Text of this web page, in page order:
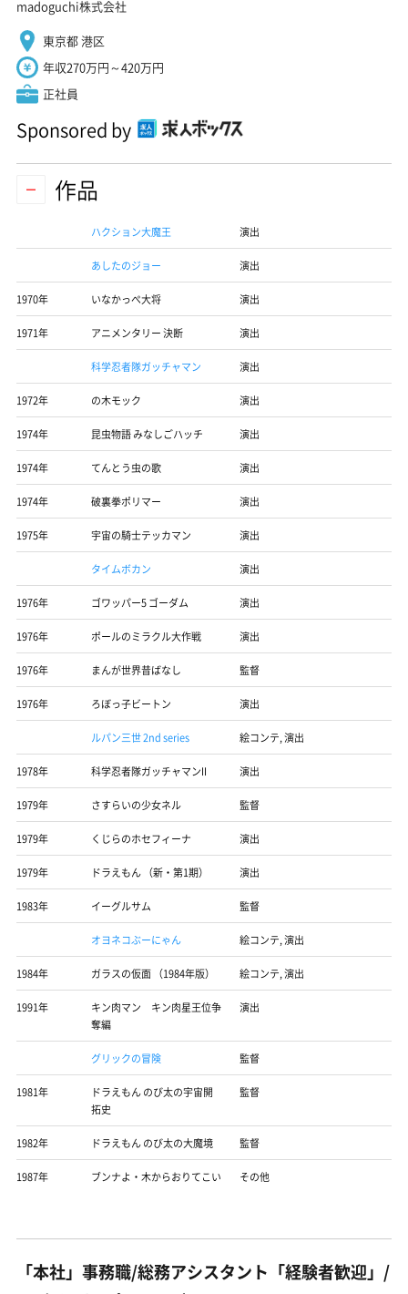
madoguchi株式会社
東京都 港区
年収270万円～420万円
正社員
Sponsored by
作品
ハクション大魔王 演出
あしたのジョー 演出
1970年 いなかっぺ大将 演出
1971年 アニメンタリー 決断 演出
科学忍者隊ガッチャマン 演出
1972年 の木モック 演出
1974年 昆虫物語 みなしごハッチ 演出
1974年 てんとう虫の歌 演出
1974年 破裏拳ポリマー 演出
1975年 宇宙の騎士テッカマン 演出
タイムボカン 演出
1976年 ゴワッパー5 ゴーダム 演出
1976年 ポールのミラクル大作戦 演出
1976年 まんが世界昔ばなし 監督
1976年 ろぼっ子ビートン 演出
ルパン三世 2nd series 絵コンテ, 演出
1978年 科学忍者隊ガッチャマンII 演出
1979年 さすらいの少女ネル 監督
1979年 くじらのホセフィーナ 演出
1979年 ドラえもん （新・第1期） 演出
1983年 イーグルサム 監督
オヨネコぶーにゃん 絵コンテ, 演出
1984年 ガラスの仮面 （1984年版） 絵コンテ, 演出
1991年
キン肉マン キン肉星王位争
奪編
演出
グリックの冒険 監督
1981年
ドラえもん のび太の宇宙開
拓史
監督
1982年 ドラえもん のび太の大魔境 監督
1987年 ブンナよ・木からおりてこい その他
「本社」事務職/総務アシスタント「経験者歓迎」/